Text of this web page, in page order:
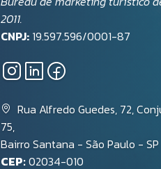
2011.
CNPJ: 19.597.596/0001-87
Rua Alfredo Guedes, 72,
75,
Bairro Santana - São Paulo - SP
CEP:02034-010